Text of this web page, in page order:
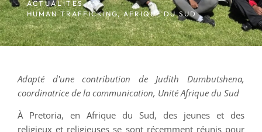
ACTUALITÉS /
HUMAN TRAFFICKING,AFRIQUE DU SUD
Adapté d'une contribution de Judith Dumbutshena,
coordinatrice de la communication, Unité Afrique du Sud
À Pretoria, en Afrique du Sud, des jeunes et des
religieux et religieuses se sont récemment réunis pour